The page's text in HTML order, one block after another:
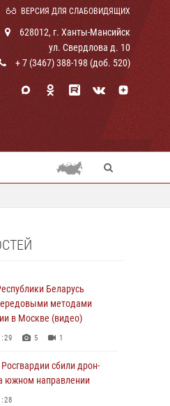
ВЕРСИЯ ДЛЯ СЛАБОВИДЯЩИХ
628012, г. Ханты-Мансийск
ул. Свердлова д. 10
+ 7 (3467) 388-198 (доб. 520)
Беларусь
методами
в Москве (видео)
5 1
сбили дрон-
южном направлении